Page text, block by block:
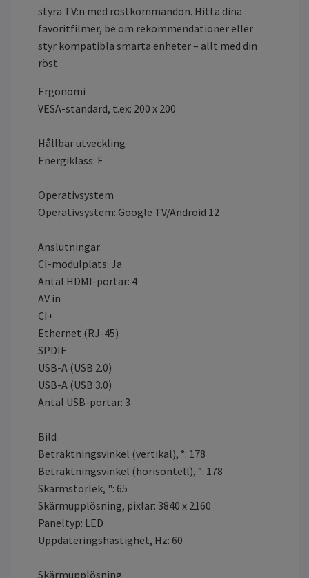
styra TV:n med röstkommandon. Hitta dina
favoritfilmer, be om rekommendationer eller
styr kompatibla smarta enheter – allt med din
röst.
Ergonomi
VESA-standard, t.ex: 200 x 200
Hållbar utveckling
Energiklass: F
Operativsystem
Operativsystem: Google TV/Android 12
Anslutningar
CI-modulplats: Ja
Antal HDMI-portar: 4
AV in
CI+
Ethernet (RJ-45)
SPDIF
USB-A (USB 2.0)
USB-A (USB 3.0)
Antal USB-portar: 3
Bild
Betraktningsvinkel (vertikal), °: 178
Betraktningsvinkel (horisontell), °: 178
Skärmstorlek, ": 65
Skärmupplösning, pixlar: 3840 x 2160
Paneltyp: LED
Uppdateringshastighet, Hz: 60
Skärmupplösning